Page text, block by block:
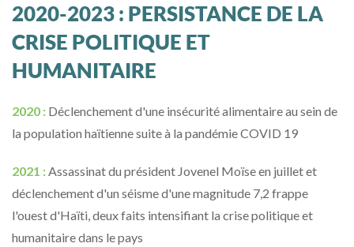
2020-2023 : PERSISTANCE DE LA
CRISE POLITIQUE ET
HUMANITAIRE
2020 : Déclenchement d'une insécurité alimentaire au sein de
la population haïtienne suite à la pandémie COVID 19
2021 :Assassinat du président Jovenel Moïse en juillet et
déclenchement d'un séisme d'une magnitude 7,2 frappe
l'ouest d'Haïti, deux faits intensifiant la crise politique et
humanitaire dans le pays